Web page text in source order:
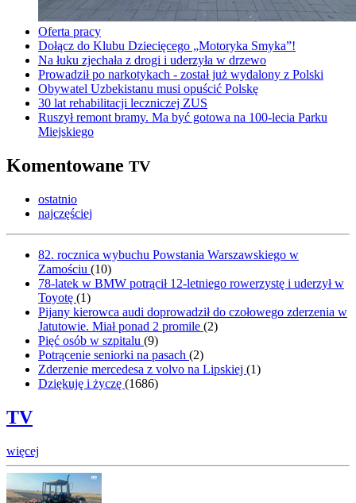
Oferta pracy
Dołącz do Klubu Dziecięcego „Motoryka Smyka”!
Na łuku zjechała z drogi i uderzyła w drzewo
Prowadził po narkotykach - został już wydalony z Polski
Obywatel Uzbekistanu musi opuścić Polskę
30 lat rehabilitacji leczniczej ZUS
Ruszył remont bramy. Ma być gotowa na 100-lecia Parku
Miejskiego
Komentowane TV
ostatnio
najczęściej
82. rocznica wybuchu Powstania Warszawskiego w
Zamościu (10)
78-latek w BMW potrącił 12-letniego rowerzystę i uderzył w
Toyotę (1)
Pijany kierowca audi doprowadził do czołowego zderzenia w
Jatutowie. Miał ponad 2 promile (2)
Pięć osób w szpitalu (9)
Potrącenie seniorki na pasach (2)
Zderzenie mercedesa z volvo na Lipskiej (1)
Dziękuję i życzę (1686)
TV
więcej